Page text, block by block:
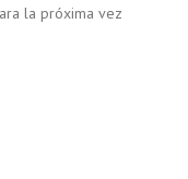
la próxima vez